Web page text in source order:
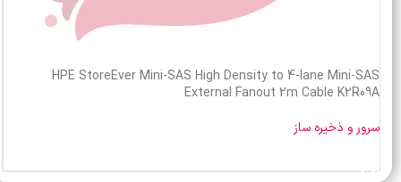
HPE StoreEver Mini-SAS High Density to 4-lane Mini-SAS
External Fanout 2m Cable K2R09A
سرور و ذخیره ساز